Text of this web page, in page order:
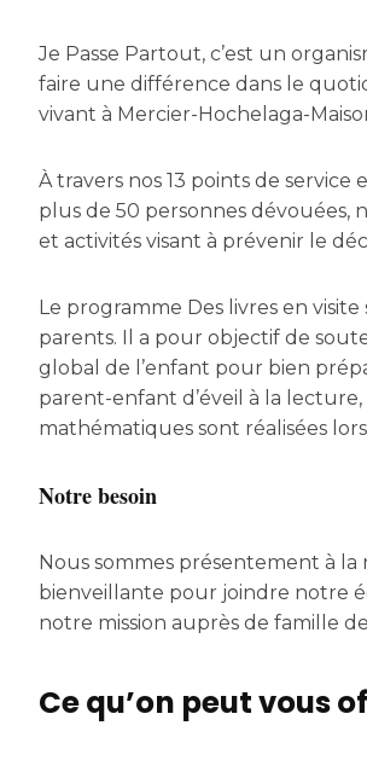
Je Passe Partout, c’est un
faire une différence dans le
vivant à Mercier-Hochelaga-
À travers nos 13 points de
plus de 50 personnes dévouées,
et activités visant à prévenir le
Le programme Des livres en
parents. Il a pour objectif de
global de l’enfant pour bien
parent-enfant d’éveil à la
mathématiques sont réalisées
Notre besoin
Nous sommes présentement à
bienveillante pour joindre notre
notre mission auprès de famille
Ce qu’on peut vous